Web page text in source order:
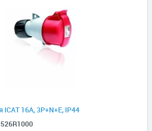
ICAT 16A, 3P+N+E, IP44